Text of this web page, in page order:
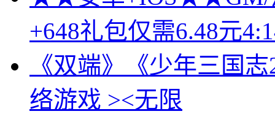
+648礼包仅需6.48元
《双端》《少年三国
络游戏 ><无限